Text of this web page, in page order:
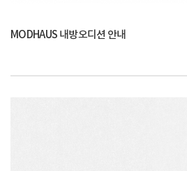
MODHAUS 내방오디션 안내